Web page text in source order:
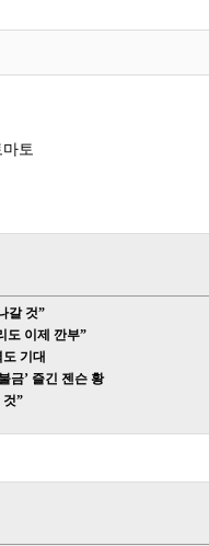
토
갈 것”
도 이제 깐부”
기대
금’ 즐긴 젠슨 황
것”